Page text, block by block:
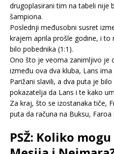
drugoplasirani tim na tabeli nije
šampiona.
Poslednji međusobni susret
krajem aprila prošle godine, i to
bilo pobednika (1:1).
Ono što je veoma zanimljivo je
između ova dva kluba, Lans
Parižani slavili, a dva puta je
pokazatelja da Lans i te kako
Za kraj, što se izostanaka tiče,
puta da računa na Buksu, Faroa
PSŽ: Koliko